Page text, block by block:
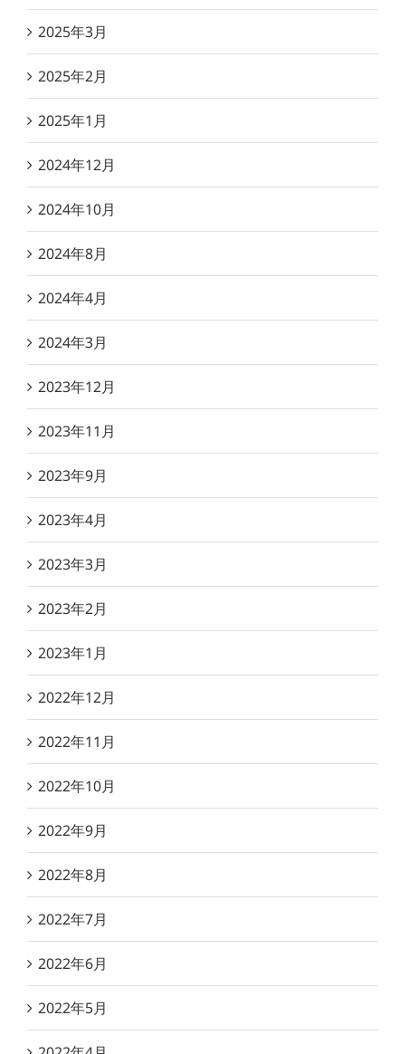
2025年3月
2025年2月
2025年1月
2024年12月
2024年10月
2024年8月
2024年4月
2024年3月
2023年12月
2023年11月
2023年9月
2023年4月
2023年3月
2023年2月
2023年1月
2022年12月
2022年11月
2022年10月
2022年9月
2022年8月
2022年7月
2022年6月
2022年5月